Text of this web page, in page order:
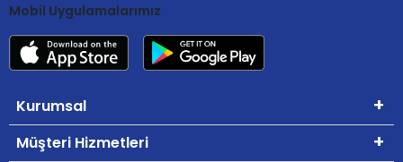
Mobil Uygulamalarımız
Kurumsal
Müşteri Hizmetleri